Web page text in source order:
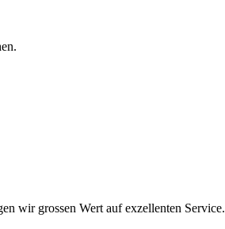
wir grossen Wert auf exzellenten Service.